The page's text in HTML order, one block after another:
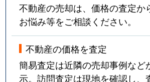
不動産の売却は、価格の査定か
お悩み等をご相談ください。
不動産の価格を査定
簡易査定は近隣の売却事例など
示。訪問査定は現地を確認し、